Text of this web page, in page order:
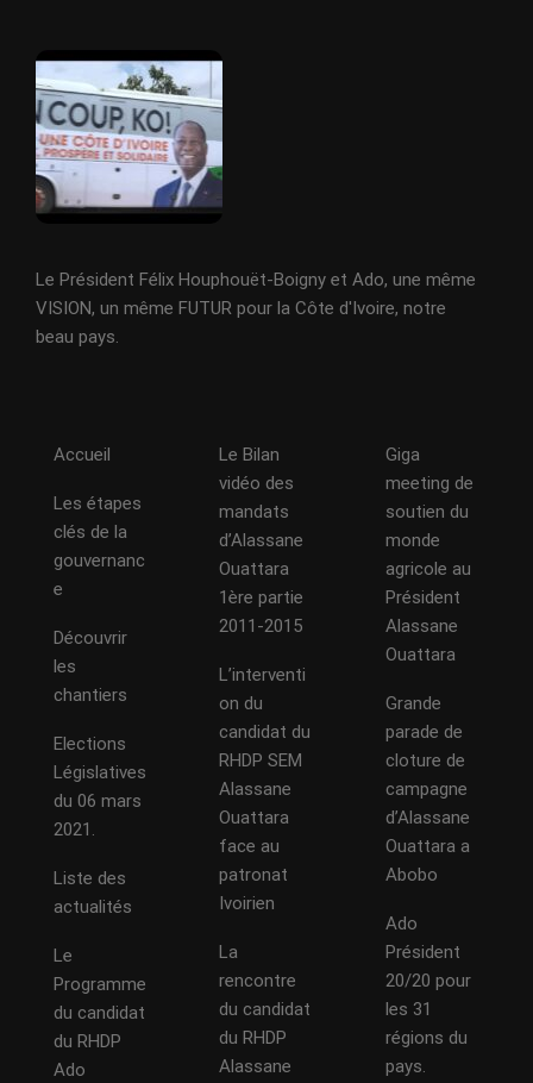
Le Président Félix Houphouët-Boigny et Ado, une même
VISION, un même FUTUR pour la Côte d'Ivoire, notre
beau pays.
Accueil
Les étapes
clés de la
gouvernanc
e
Découvrir
les
chantiers
Elections
Législatives
du 06 mars
2021.
Liste des
actualités
Le
Programme
du candidat
du RHDP
Ado
Le Bilan
vidéo des
mandats
d’Alassane
Ouattara
1ère partie
2011-2015
L’interventi
on du
candidat du
RHDP SEM
Alassane
Ouattara
face au
patronat
Ivoirien
La
rencontre
du candidat
du RHDP
Alassane
Giga
meeting de
soutien du
monde
agricole au
Président
Alassane
Ouattara
Grande
parade de
cloture de
campagne
d’Alassane
Ouattara a
Abobo
Ado
Président
20/20 pour
les 31
régions du
pays.